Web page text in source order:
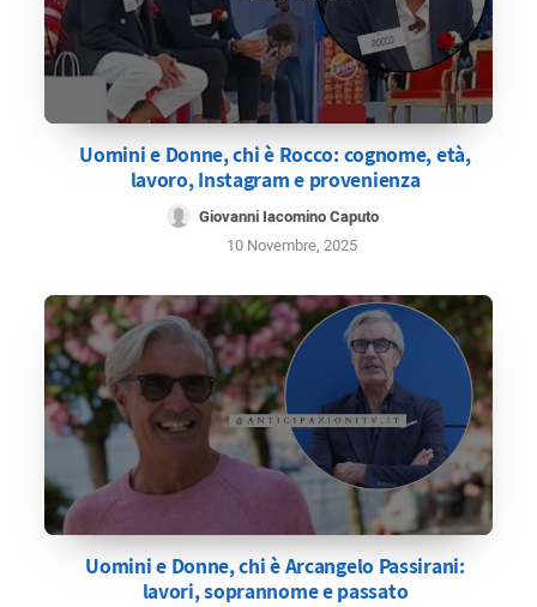
Uomini e Donne, chi è Rocco: cognome, età,
lavoro, Instagram e provenienza
Giovanni Iacomino Caputo
10 Novembre, 2025
Uomini e Donne, chi è Arcangelo Passirani:
lavori, soprannome e passato